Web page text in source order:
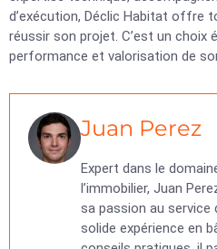
d’exécution, Déclic Habitat offre
réussir son projet. C’est un choix
performance et valorisation de
Juan Perez
Expert dans le
l’immobilier, Juan
sa passion au service
solide expérience en